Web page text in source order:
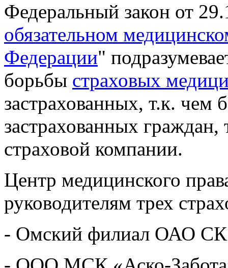
Федеральный закон от
обязательном
Федерации"
борьбы страховых
застрахованных, т.к. чем
застрахованных граждан,
страховой компании.
Центр медицинского
руководителям трех
- Омский филиал ОАО